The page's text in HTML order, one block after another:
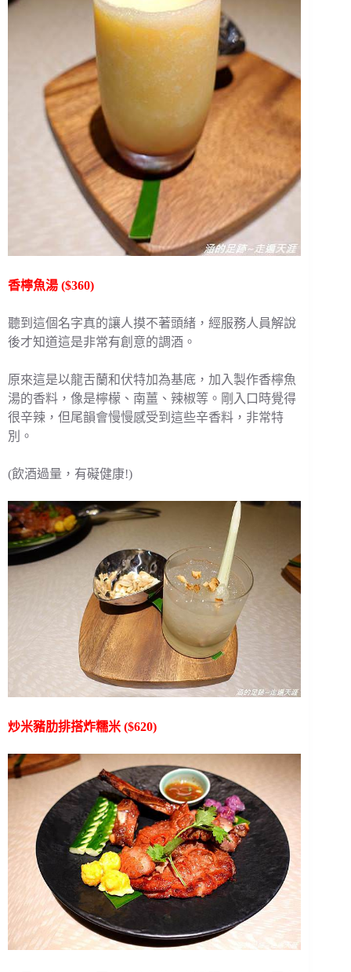
香檸魚湯 ($360)
聽到這個名字真的讓人摸不著頭緒，經服務人員解說
後才知道這是非常有創意的調酒。
原來這是以龍舌蘭和伏特加為基底，加入製作香檸魚
湯的香料，像是檸檬、南薑、辣椒等。剛入口時覺得
很辛辣，但尾韻會慢慢感受到這些辛香料，非常特
別。
(飲酒過量，有礙健康!)
炒米豬肋排搭炸糯米 ($620)